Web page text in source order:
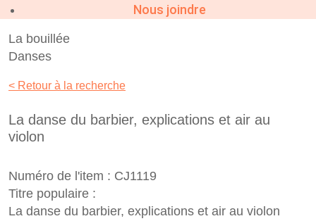
Nous joindre
La bouillée
Danses
< Retour à la recherche
La danse du barbier, explications et air au
violon
Numéro de l'item : CJ1119
Titre populaire :
La danse du barbier, explications et air au violon